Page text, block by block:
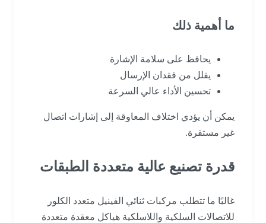
ما أهمية ذلك
يحافظ على سلامة الإشارة
يقلل من فقدان الإرسال
تحسين الأداء عالي السرعة
يمكن أن يؤدي اختلاف المعاوقة إلى إشارات اتصال
غير مستقرة.
قدرة تصنيع عالية متعددة الطبقات
غالبًا ما تتطلب مركبات ثنائي الفينيل متعدد الكلور
للاتصالات السلكية واللاسلكية هياكل معقدة متعددة